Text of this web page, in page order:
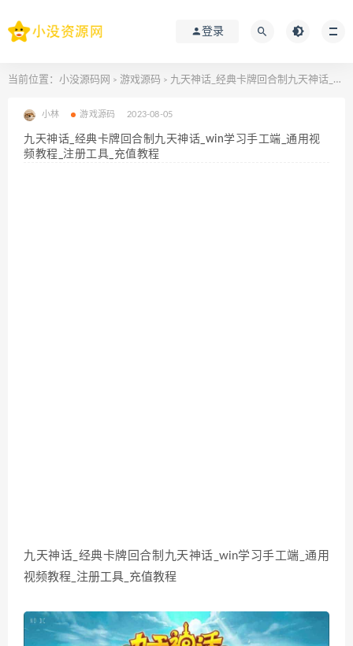
登录
当前位置： 小没源码网 > 游戏源码 > 九天神话_经典卡牌回合制九天神话_win学习手工端_通用视频教程_注册工具_充值教程
小林 游戏源码 2023-08-05
九天神话_经典卡牌回合制九天神话_win学习手工端_通用视
频教程_注册工具_充值教程
九天神话_经典卡牌回合制九天神话_win学习手工端_通用
视频教程_注册工具_充值教程